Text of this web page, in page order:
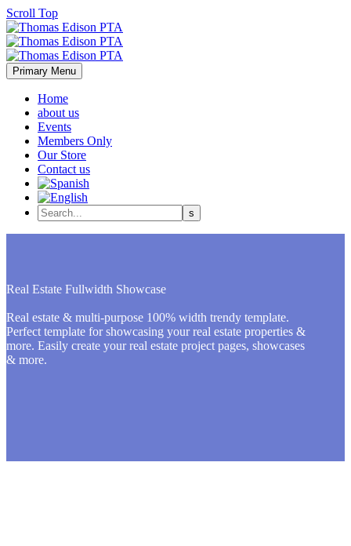
Scroll Top
Primary Menu
Home
about us
Events
Members Only
Our Store
Contact us
Real Estate Fullwidth Showcase
Real estate & multi-purpose 100% width trendy template.
Perfect template for showcasing your real estate properties &
more. Easily create your real estate project pages, showcases
& more.